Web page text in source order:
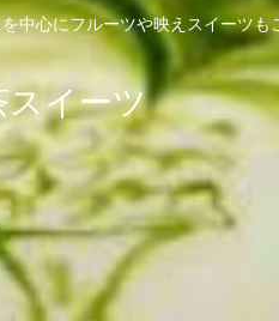
中心にフルーツや映えスイーツも
スイーツ